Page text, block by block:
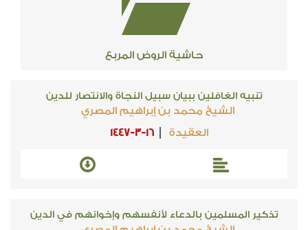
حاشية الروض المربع
تنبيه الغافلين ببيان سبيل النجاة والانتصار للدين
الشيخ محمد بن إبراهيم المصري
العقيدة
1447-3-16
تذكير المسلمين بالدعاء لأنفسهم وإخوانهم في الدين